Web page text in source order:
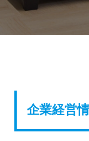
企業経営